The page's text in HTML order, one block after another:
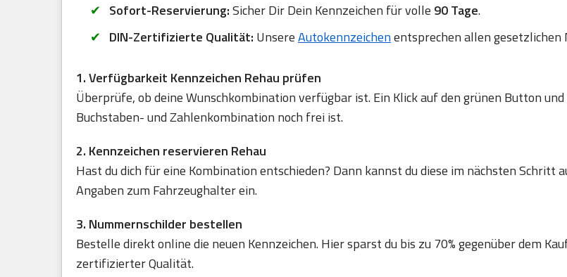
Sofort-Reservierung:Sicher Dir Dein Kennzeichen für volle 90 Tage.
DIN-Zertifizierte Qualität: UnsereAutokennzeichenentsprechen allen
1. Verfügbarkeit Kennzeichen Rehau prüfen
Überprüfe, ob deine Wunschkombination verfügbar ist. Ein Klick auf den grünen Button
Buchstaben- und Zahlenkombination noch frei ist.
2. Kennzeichen reservieren Rehau
Hast du dich für eine Kombination entschieden? Dann kannst du diese im nächsten Schritt
Angaben zum Fahrzeughalter ein.
3. Nummernschilder bestellen
Bestelle direkt online die neuen Kennzeichen. Hier sparst du bis zu 70% gegenüber dem
zertifizierter Qualität.